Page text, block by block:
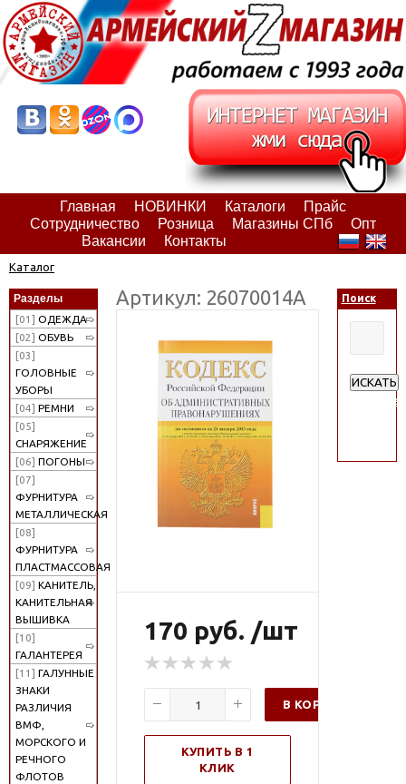
Главная НОВИНКИ Каталоги
Прайс
Сотрудничество
Розница Магазины СПб
Опт
Вакансии
Контакты
Каталог
Разделы
[01] ОДЕЖДА
[02] ОБУВЬ
[03]
ГОЛОВНЫЕ
УБОРЫ
[04] РЕМНИ
[05]
СНАРЯЖЕНИЕ
[06] ПОГОНЫ
[07]
ФУРНИТУРА
МЕТАЛЛИЧЕСКАЯ
[08]
ФУРНИТУРА
ПЛАСТМАССОВАЯ
[09] КАНИТЕЛЬ,
КАНИТЕЛЬНАЯ
ВЫШИВКА
[10]
ГАЛАНТЕРЕЯ
[11] ГАЛУННЫЕ
ЗНАКИ
РАЗЛИЧИЯ
ВМФ,
МОРСКОГО И
РЕЧНОГО
ФЛОТОВ
Артикул: 26070014А
170 руб. /шт
В КОРЗИНУ
КУПИТЬ В 1
КЛИК
Поиск
ИСКАТЬ